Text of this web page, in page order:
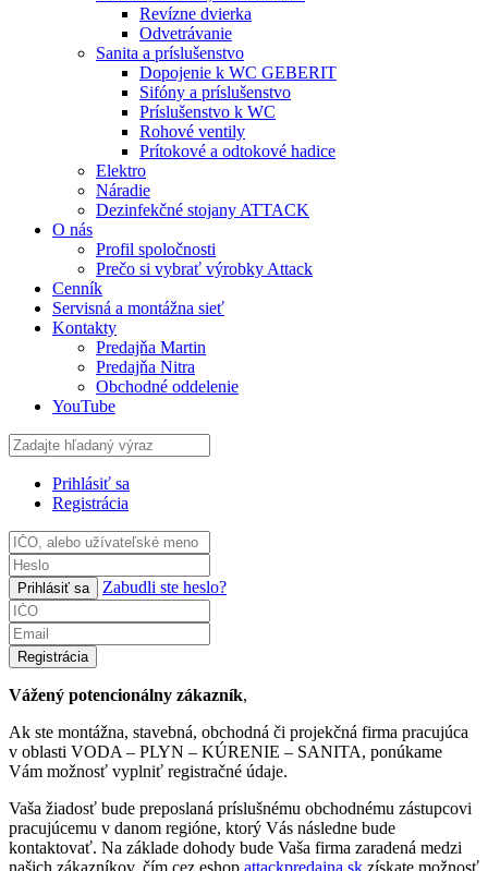
Revízne dvierka
Odvetrávanie
Sanita a príslušenstvo
Dopojenie k WC GEBERIT
Sifóny a príslušenstvo
Príslušenstvo k WC
Rohové ventily
Prítokové a odtokové hadice
Elektro
Náradie
Dezinfekčné stojany ATTACK
O nás
Profil spoločnosti
Prečo si vybrať výrobky Attack
Cenník
Servisná a montážna sieť
Kontakty
Predajňa Martin
Predajňa Nitra
Obchodné oddelenie
YouTube
Prihlásiť sa
Registrácia
Prihlásiť sa Zabudli ste heslo?
Registrácia
Vážený potencionálny zákazník,
Ak ste montážna, stavebná, obchodná či projekčná firma pracujúca
v oblasti VODA – PLYN – KÚRENIE – SANITA, ponúkame
Vám možnosť vyplniť registračné údaje.
Vaša žiadosť bude preposlaná príslušnému obchodnému zástupcovi
pracujúcemu v danom regióne, ktorý Vás následne bude
kontaktovať. Na základe dohody bude Vaša firma zaradená medzi
našich zákazníkov, čím cez eshop attackpredajna.sk získate možnosť